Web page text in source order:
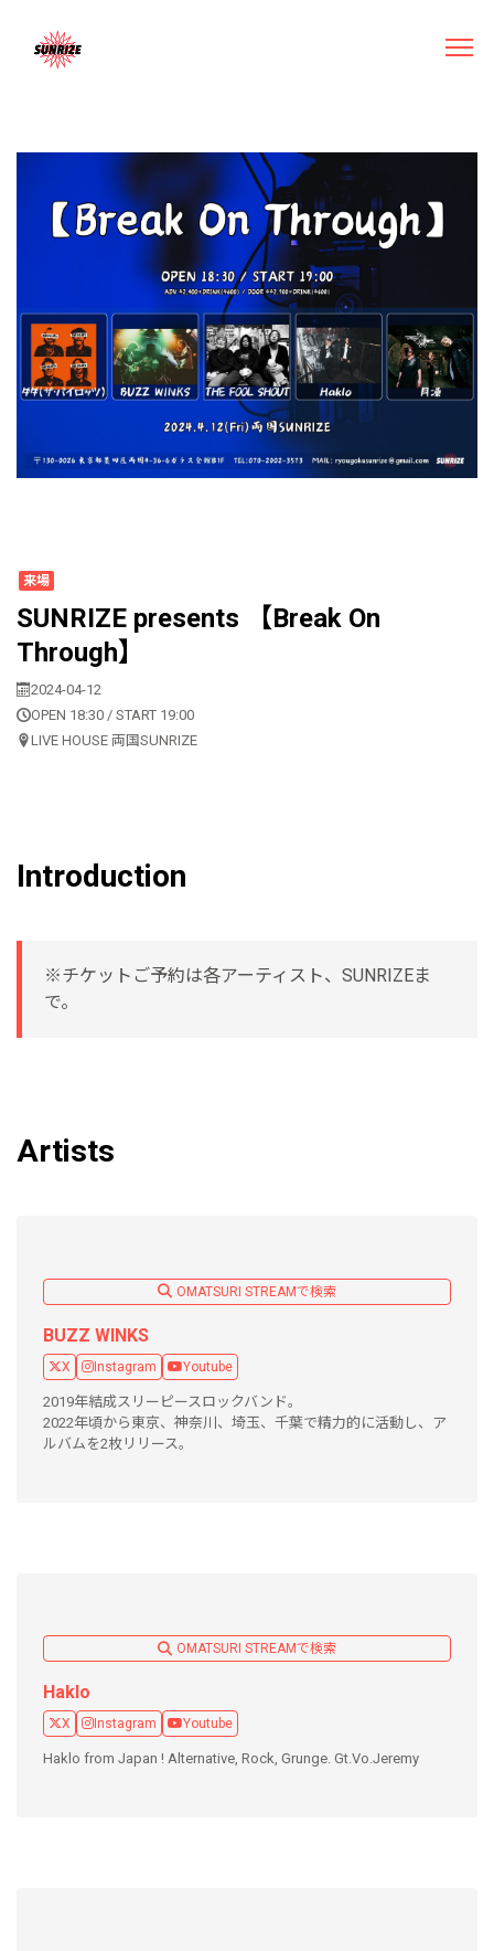
来場
SUNRIZE presents 【Break On
Through】
2024-04-12
OPEN 18:30 / START 19:00
LIVE HOUSE 両国SUNRIZE
Introduction
※チケットご予約は各アーティスト、SUNRIZEま
で。
Artists
OMATSURI STREAMで検索
BUZZ WINKS
X Instagram Youtube
2019年結成スリーピースロックバンド。
2022年頃から東京、神奈川、埼玉、千葉で精力的に活動し、ア
ルバムを2枚リリース。
OMATSURI STREAMで検索
Haklo
X Instagram Youtube
Haklo from Japan ! Alternative, Rock, Grunge. Gt.Vo.Jeremy